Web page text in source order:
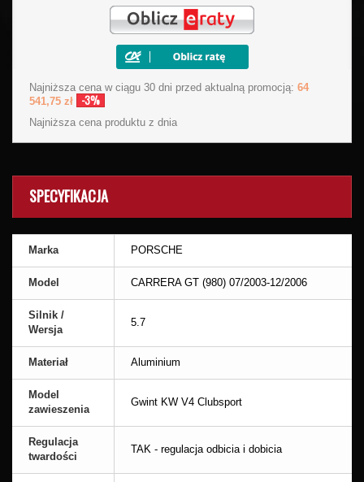
Najniższa cena w ciągu 30 dni przed aktualną promocją: 64
541,75 zł
-3%
Najniższa cena produktu z dnia
SPECYFIKACJA
Marka PORSCHE
Model CARRERA GT (980) 07/2003-12/2006
Silnik /
Wersja
5.7
Materiał Aluminium
Model
zawieszenia
Gwint KW V4 Clubsport
Regulacja
twardości
TAK - regulacja odbicia i dobicia